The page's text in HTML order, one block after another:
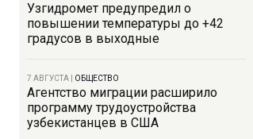
Узгидромет предупредил о
повышении температуры до +42
градусов в выходные
7 АВГУСТА ОБЩЕСТВО
Агентство миграции расширило
программу трудоустройства
узбекистанцев в США